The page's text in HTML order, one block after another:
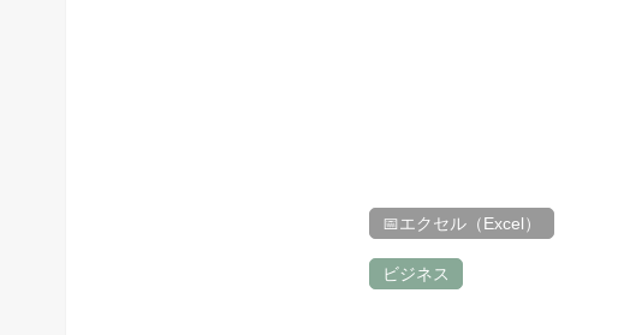
📅エクセル（Excel）
ビジネス